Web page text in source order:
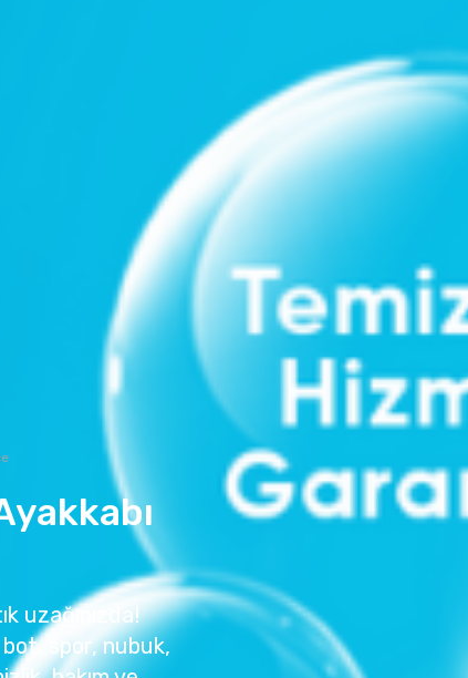
uzağınızda!
bot, spor, nubuk,